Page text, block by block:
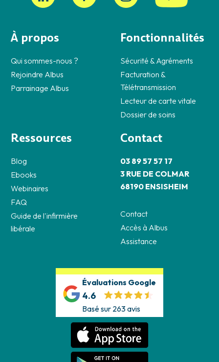
À propos
Qui sommes-nous ?
Rejoindre Albus
Parrainage Albus
Fonctionnalités
Sécurité & Agréments
Facturation &
Télétransmission
Lecteur de carte vitale
Dossier de soins
Ressources
Blog
Ebooks
Webinaires
FAQ
Guide de l'infirmière
libérale
Contact
03 89 57 57 17
3 RUE DE COLMAR
68190 ENSISHEIM
Contact
Accès à Albus
Assistance
Évaluations Google
4.6
Basé sur 263 avis